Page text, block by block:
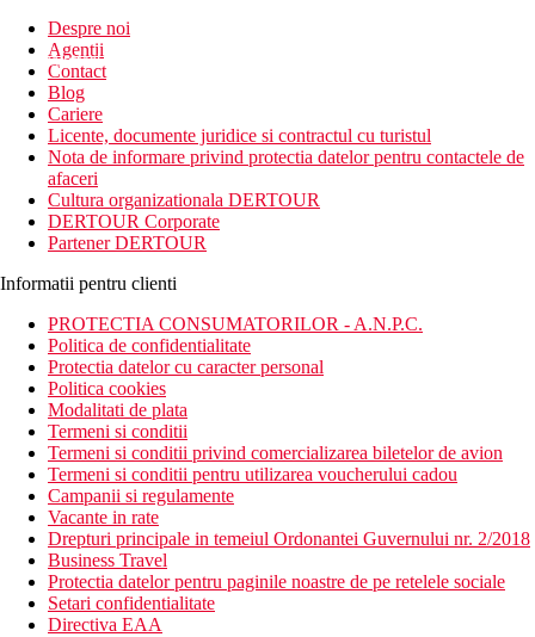
newsletter!
Despre noi
Agentii
Contact
Blog
Cariere
Licente, documente juridice si contractul cu turistul
Nota de informare privind protectia datelor pentru contactele de
afaceri
Cultura organizationala DERTOUR
DERTOUR Corporate
Partener DERTOUR
Informatii pentru clienti
PROTECTIA CONSUMATORILOR - A.N.P.C.
Politica de confidentialitate
Protectia datelor cu caracter personal
Politica cookies
Modalitati de plata
Termeni si conditii
Termeni si conditii privind comercializarea biletelor de avion
Termeni si conditii pentru utilizarea voucherului cadou
Campanii si regulamente
Vacante in rate
Drepturi principale in temeiul Ordonantei Guvernului nr. 2/2018
Business Travel
Protectia datelor pentru paginile noastre de pe retelele sociale
Setari confidentialitate
Directiva EAA